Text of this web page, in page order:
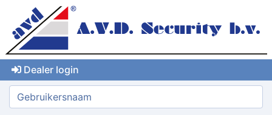
Dealer login
Gebruikersnaam: